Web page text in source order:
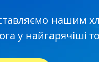
нашим
у найгарячіші